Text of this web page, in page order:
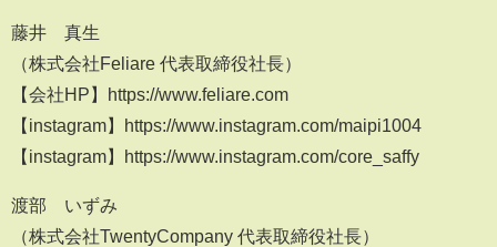
藤井 真生
（株式会社Feliare 代表取締役社長）
【会社HP】https://www.feliare.com
【instagram】https://www.instagram.com/maipi1004
【instagram】https://www.instagram.com/core_saffy
渡部 いずみ
（株式会社TwentyCompany 代表取締役社長）